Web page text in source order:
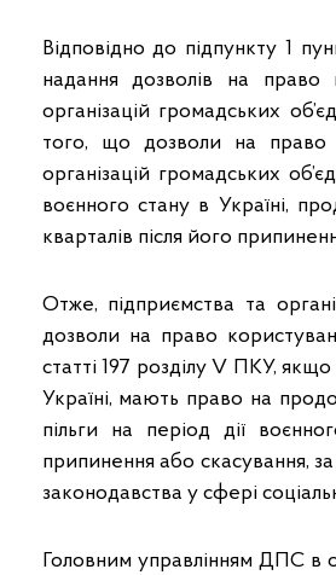
Відповідно до підпункту 1
надання дозволів на право
організацій громадських
того, що дозволи на право
організацій громадських
воєнного стану в Україні,
кварталів після його
Отже, підприємства та
дозволи на право
статті 197 розділу V ПКУ, якщо
Україні, мають право на
пільги на період дії
припинення або скасування,
законодавства у сфері
Головним управлінням ДПС в